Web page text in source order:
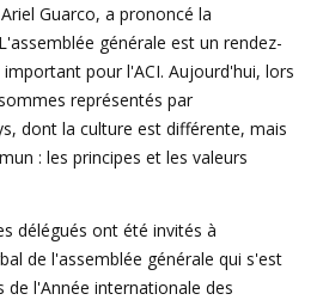
Guarco, a prononcé la
générale est un rendez-
pour l'ACI. Aujourd'hui, lors
représentés par
dont la culture est différente, mais
: les principes et les valeurs
délégués ont été invités à
de l'assemblée générale qui s'est
l'Année internationale des